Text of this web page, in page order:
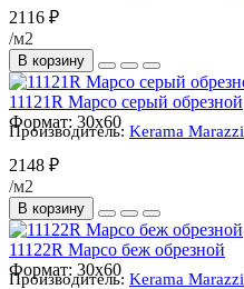
2116 ₽
/м2
В корзину
11121R Марсо серый обрезной
Формат: 30x60
Производитель: Kerama Marazzi
2148 ₽
/м2
В корзину
11122R Марсо беж обрезной
Формат: 30x60
Производитель: Kerama Marazzi